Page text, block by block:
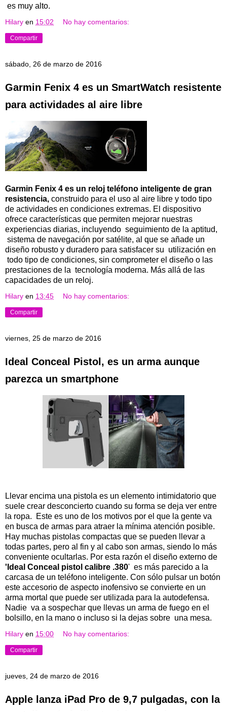
es muy alto.
Hilary en 15:02 No hay comentarios:
Compartir
sábado, 26 de marzo de 2016
Garmin Fenix ​​4 es un SmartWatch resistente
para actividades al aire libre
Garmin Fenix ​​4 es un reloj teléfono inteligente de gran
resistencia, construido para el uso al aire libre y todo tipo
de actividades en condiciones extremas. El dispositivo
ofrece características que permiten mejorar nuestras
experiencias diarias, incluyendo seguimiento de la aptitud,
sistema de navegación por satélite, al que se añade un
diseño robusto y duradero para satisfacer su utilización en
todo tipo de condiciones, sin comprometer el diseño o las
prestaciones de la tecnología moderna. Más allá de las
capacidades de un reloj.
Hilary en 13:45 No hay comentarios:
Compartir
viernes, 25 de marzo de 2016
Ideal Conceal Pistol, es un arma aunque
parezca un smartphone
Llevar encima una pistola es un elemento intimidatorio que
suele crear desconcierto cuando su forma se deja ver entre
la ropa. Este es uno de los motivos por el que la gente va
en busca de armas para atraer la mínima atención posible.
Hay muchas pistolas compactas que se pueden llevar a
todas partes, pero al fin y al cabo son armas, siendo lo más
conveniente ocultarlas. Por esta razón el diseño externo de
'Ideal Conceal pistol calibre .380' es más parecido a la
carcasa de un teléfono inteligente. Con sólo pulsar un botón
este accesorio de aspecto inofensivo se convierte en un
arma mortal que puede ser utilizada para la autodefensa.
Nadie va a sospechar que llevas un arma de fuego en el
bolsillo, en la mano o incluso si la dejas sobre una mesa.
Hilary en 15:00 No hay comentarios:
Compartir
jueves, 24 de marzo de 2016
Apple lanza iPad Pro de 9,7 pulgadas, con la